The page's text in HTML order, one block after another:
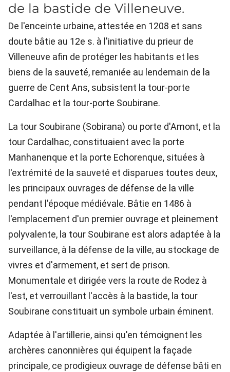
de la bastide de Villeneuve.
De l'enceinte urbaine, attestée en 1208 et sans
doute bâtie au 12e s. à l'initiative du prieur de
Villeneuve afin de protéger les habitants et les
biens de la sauveté, remaniée au lendemain de la
guerre de Cent Ans, subsistent la tour-porte
Cardalhac et la tour-porte Soubirane.
La tour Soubirane (Sobirana) ou porte d'Amont, et la
tour Cardalhac, constituaient avec la porte
Manhanenque et la porte Echorenque, situées à
l'extrémité de la sauveté et disparues toutes deux,
les principaux ouvrages de défense de la ville
pendant l'époque médiévale. Bâtie en 1486 à
l'emplacement d'un premier ouvrage et pleinement
polyvalente, la tour Soubirane est alors adaptée à la
surveillance, à la défense de la ville, au stockage de
vivres et d'armement, et sert de prison.
Monumentale et dirigée vers la route de Rodez à
l'est, et verrouillant l'accès à la bastide, la tour
Soubirane constituait un symbole urbain éminent.
Adaptée à l'artillerie, ainsi qu'en témoignent les
archères canonnières qui équipent la façade
principale, ce prodigieux ouvrage de défense bâti en